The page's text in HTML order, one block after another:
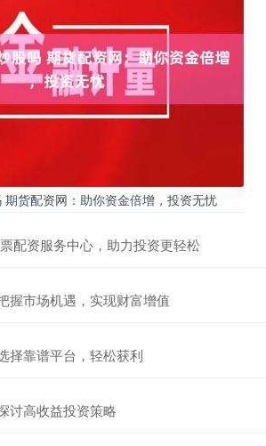
货配资网：助你资金倍增，投资无忧
配资服务中心，助力投资更轻松
握市场机遇，实现财富增值
择靠谱平台，轻松获利
讨高收益投资策略